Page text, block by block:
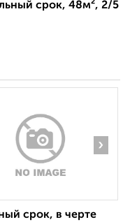
срок, 48м², 2/5
›
срок, в черте